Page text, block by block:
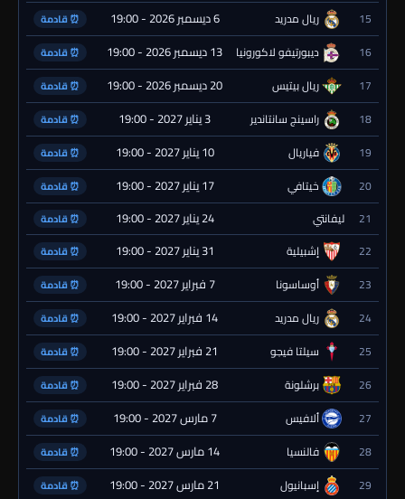
15 ريال مدريد 6 ديسمبر 2026 - 19:00 ⏰ قادمة
16 ديبورتيفو لاكورونيا 13 ديسمبر 2026 - 19:00 ⏰ قادمة
17 ريال بيتيس 20 ديسمبر 2026 - 19:00 ⏰ قادمة
18 راسينج سانتاندير 3 يناير 2027 - 19:00 ⏰ قادمة
19 فياريال 10 يناير 2027 - 19:00 ⏰ قادمة
20 خيتافي 17 يناير 2027 - 19:00 ⏰ قادمة
21 ليفانتي 24 يناير 2027 - 19:00 ⏰ قادمة
22 إشبيلية 31 يناير 2027 - 19:00 ⏰ قادمة
23 أوساسونا 7 فبراير 2027 - 19:00 ⏰ قادمة
24 ريال مدريد 14 فبراير 2027 - 19:00 ⏰ قادمة
25 سيلتا فيجو 21 فبراير 2027 - 19:00 ⏰ قادمة
26 برشلونة 28 فبراير 2027 - 19:00 ⏰ قادمة
27 ألافيس 7 مارس 2027 - 19:00 ⏰ قادمة
28 فالنسيا 14 مارس 2027 - 19:00 ⏰ قادمة
29 إسبانيول 21 مارس 2027 - 19:00 ⏰ قادمة